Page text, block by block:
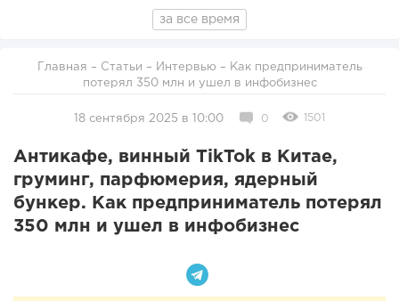
за все время
Главная – Статьи – Интервью
потерял 350 млн и ушел в инфобизнес
18 сентября 2025 в 10:00 0 1501
Антикафе, винный TikTok в Китае,
груминг, парфюмерия, ядерный
бункер. Как предприниматель потерял
350 млн и ушел в инфобизнес